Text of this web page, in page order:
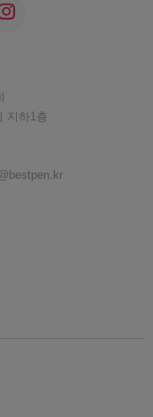
지하1층